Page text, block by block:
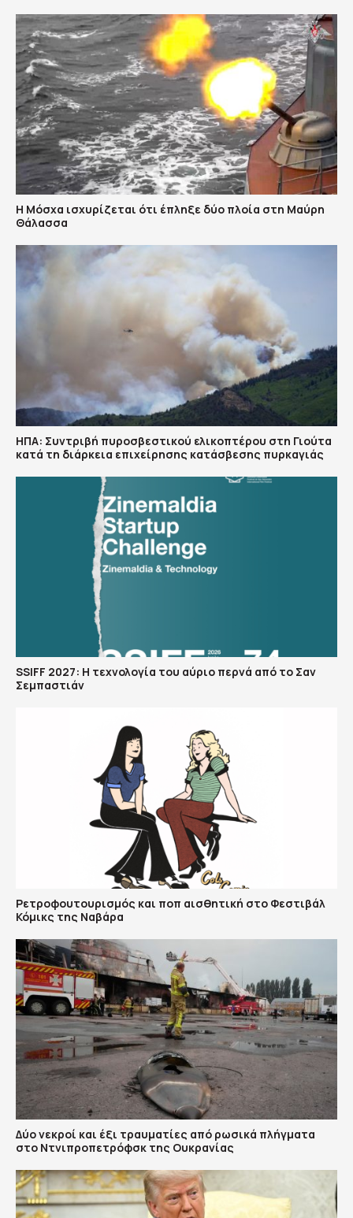
Η Μόσχα ισχυρίζεται ότι έπληξε δύο πλοία στη Μαύρη
Θάλασσα
ΗΠΑ: Συντριβή πυροσβεστικού ελικοπτέρου στη Γιούτα
κατά τη διάρκεια επιχείρησης κατάσβεσης πυρκαγιάς
SSIFF 2027: Η τεχνολογία του αύριο περνά από το Σαν
Σεμπαστιάν
Ρετροφουτουρισμός και ποπ αισθητική στο Φεστιβάλ
Κόμικς της Ναβάρα
Δύο νεκροί και έξι τραυματίες από ρωσικά πλήγματα
στο Ντνιπροπετρόφσκ της Ουκρανίας